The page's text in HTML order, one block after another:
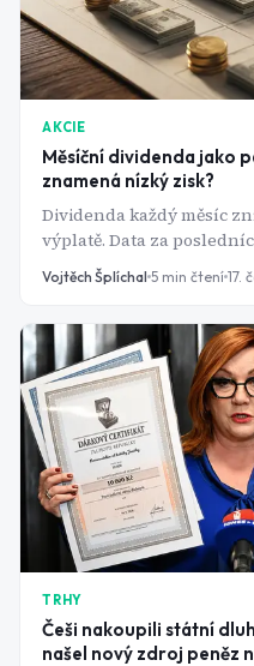
AKCIE
Měsíční dividenda jako
znamená nízký zisk?
Dividenda každý měsíc
výplatě. Data za
nejvyšší výnos často
Vojtěch Šplíchal 5 min čtení 17.
TRHY
Češi nakoupili státní
našel nový zdroj peněz